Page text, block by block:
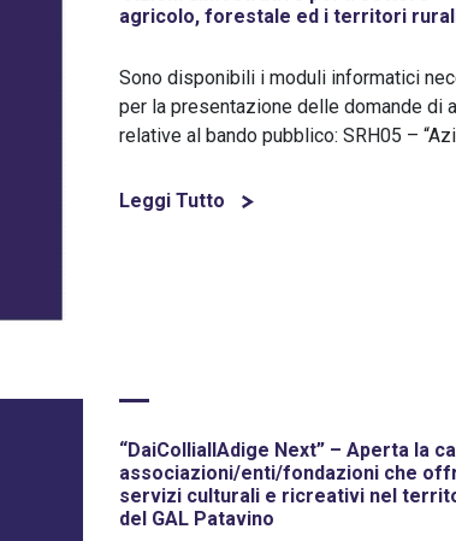
agricolo, forestale ed i territori
Sono disponibili i moduli informatici
per la presentazione delle domande di
relative al bando pubblico: SRH05 –
Leggi Tutto
“DaiColliallAdige Next” – Aperta la
associazioni/enti/fondazioni che
servizi culturali e ricreativi nel
del GAL Patavino